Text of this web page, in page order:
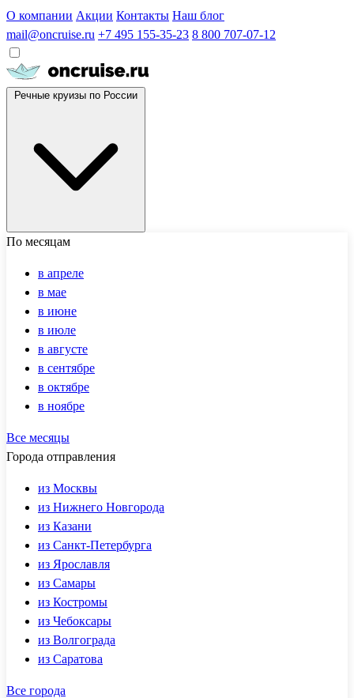
О компании Акции Контакты Наш блог
mail@oncruise.ru +7 495 155-35-23 8 800 707-07-12
По месяцам
в апреле
в мае
в июне
в июле
в августе
в сентябре
в октябре
в ноябре
Все месяцы
Города отправления
из Москвы
из Нижнего Новгорода
из Казани
из Санкт-Петербурга
из Ярославля
из Самары
из Костромы
из Чебоксары
из Волгограда
из Саратова
Все города